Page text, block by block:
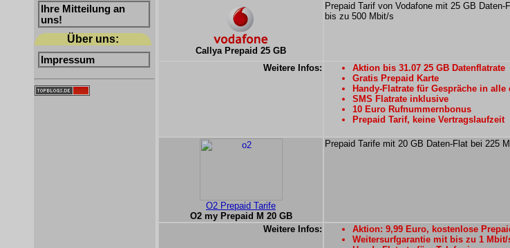
Ihre Mitteilung an
uns!
Über uns:
Impressum
Callya Prepaid 25 GB
Prepaid Tarif von Vodafone mit 25 GB Daten-
bis zu 500 Mbit/s
Weitere Infos:
Aktion bis 31.07 25 GB Datenflatrate
Gratis Prepaid Karte
Handy-Flatrate für Gespräche in alle
SMS Flatrate inklusive
10 Euro Rufnummernbonus
Prepaid Tarif, keine Vertragslaufzeit
O2 Prepaid Tarife
O2 my Prepaid M 20 GB
Prepaid Tarife mit 20 GB Daten-Flat bei 225
Weitere Infos:
Aktion: 9,99 Euro, kostenlose
Weitersurfgarantie mit bis zu 1 Mbit/